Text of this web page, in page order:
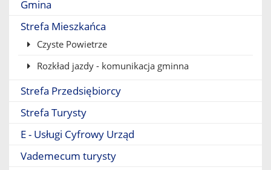
Gmina
Strefa Mieszkańca
Czyste Powietrze
Rozkład jazdy - komunikacja gminna
Strefa Przedsiębiorcy
Strefa Turysty
E - Usługi Cyfrowy Urząd
Vademecum turysty